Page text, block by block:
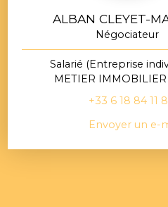
ALBAN CLEYET-
Négociateur
Salarié (Entreprise
METIER
+33 6 18 84 11
Envoyer un e-